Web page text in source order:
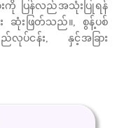
းကို ပြန်လည်အသုံးပြုရန်
း ဆုံးဖြတ်သည်။, စွန့်ပစ်
ပ်ငန်း, နှင့်အခြား